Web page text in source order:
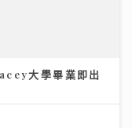
大學畢業即出